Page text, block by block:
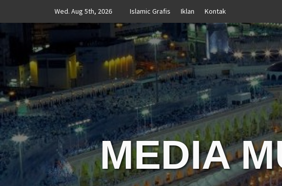
Wed. Aug 5th, 2026 Islamic Grafis Iklan Kontak
MEDIA